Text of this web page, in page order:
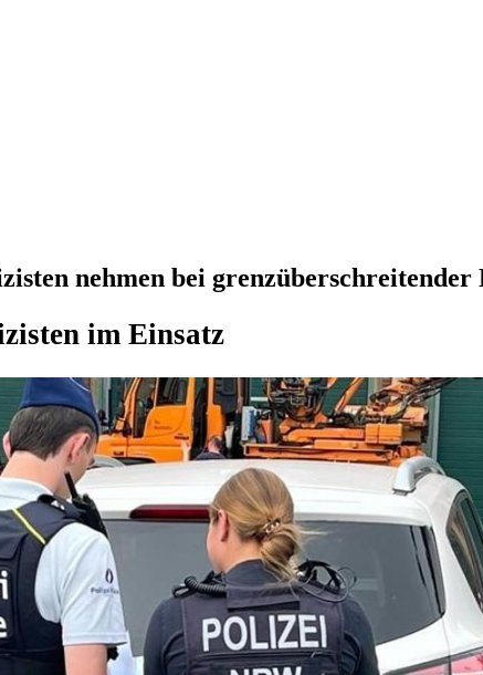
nehmen bei
im Einsatz